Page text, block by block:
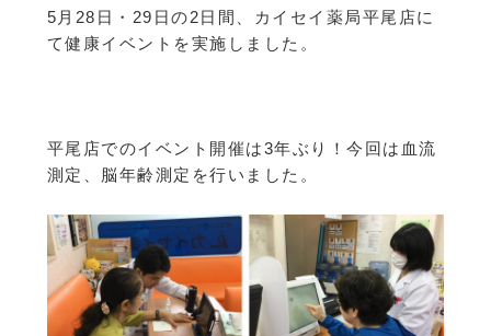
5月28日・29日の2日間、カイセイ薬局平尾店に
て健康イベントを実施しました。
平尾店でのイベント開催は3年ぶり！今回は血流
測定、脳年齢測定を行いました。